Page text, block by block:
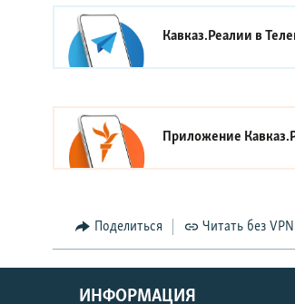
Кавказ.Реалии в
Приложение
Поделиться Читать без VPN
ИНФОРМАЦИЯ